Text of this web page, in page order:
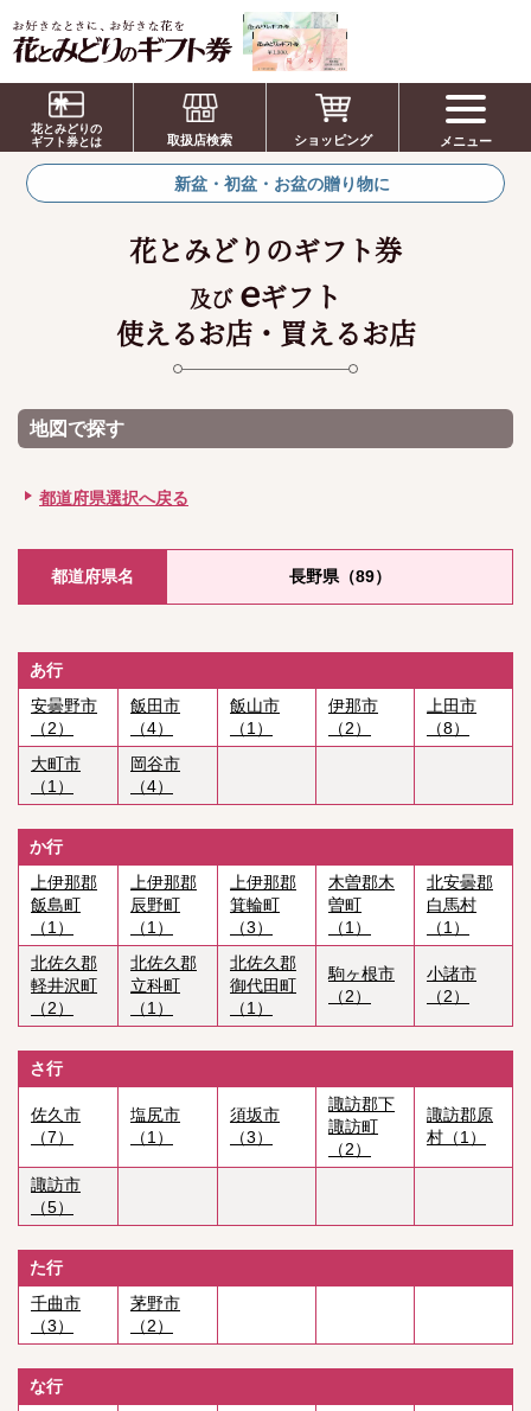
お祝い、お盆、新盆、お彼岸、喪中、お供
え、見舞い、返事、供花、線香贈答におすす
めのギフト
花とみどりの
ギフト券とは
取扱店検索 ショッピング メニュー
新盆・初盆・お盆の贈り物に
花とみどりのギフト券
及び eギフト
使えるお店・買えるお店
地図で探す
都道府県選択へ戻る
都道府県名 長野県（89）
あ行
安曇野市
（2）
飯田市
（4）
飯山市
（1）
伊那市
（2）
上田市
（8）
大町市
（1）
岡谷市
（4）
か行
上伊那郡
飯島町
（1）
上伊那郡
辰野町
（1）
上伊那郡
箕輪町
（3）
木曽郡木
曽町
（1）
北安曇郡
白馬村
（1）
北佐久郡
軽井沢町
（2）
北佐久郡
立科町
（1）
北佐久郡
御代田町
（1）
駒ヶ根市
（2）
小諸市
（2）
さ行
佐久市
（7）
塩尻市
（1）
須坂市
（3）
諏訪郡下
諏訪町
（2）
諏訪郡原
村（1）
諏訪市
（5）
た行
千曲市
（3）
茅野市
（2）
な行